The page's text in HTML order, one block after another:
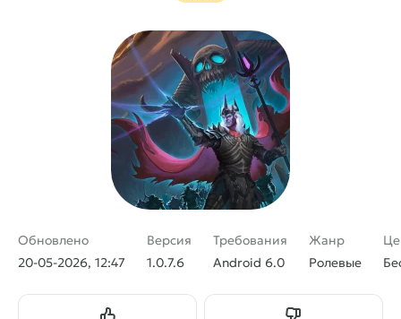
Обновлено
20-05-2026, 12:47
Версия
1.0.7.6
Требования
Android 6.0
Жанр
Ролевые